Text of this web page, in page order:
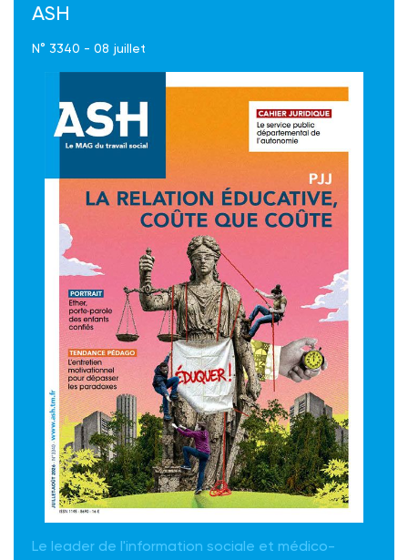
ASH
N° 3340 - 08 juillet
Le leader de l'information sociale et médico-